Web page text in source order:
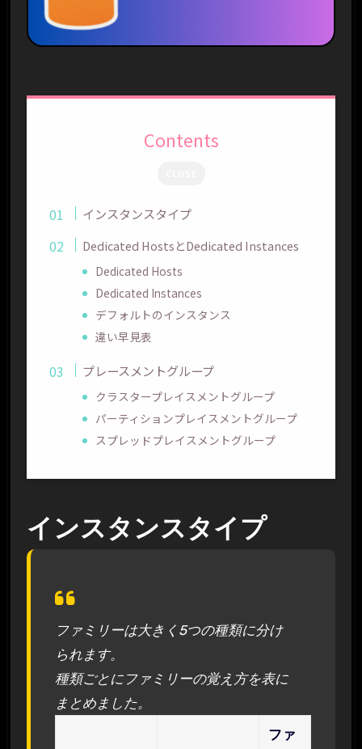
Contents
インスタンスタイプ
Dedicated HostsとDedicated Instances
Dedicated Hosts
Dedicated Instances
デフォルトのインスタンス
違い早見表
プレースメントグループ
クラスタープレイスメントグループ
パーティションプレイスメントグループ
スプレッドプレイスメントグループ
インスタンスタイプ
ファミリーは大きく5つの種類に分け
られます。
種類ごとにファミリーの覚え方を表に
まとめました。
ファ